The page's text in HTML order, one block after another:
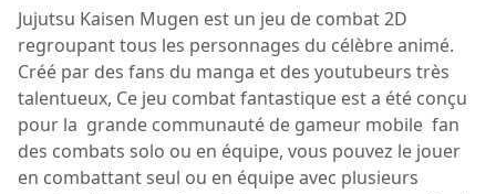
Jujutsu Kaisen Mugen est un jeu de combat 2D
regroupant tous les personnages du célèbre animé.
Créé par des fans du manga et des youtubeurs très
talentueux, Ce jeu combat fantastique est a été conçu
pour la grande communauté de gameur mobile fan
des combats solo ou en équipe, vous pouvez le jouer
en combattant seul ou en équipe avec plusieurs